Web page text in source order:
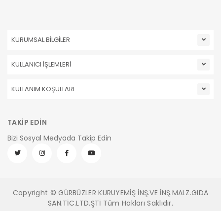
KURUMSAL BİLGİLER
KULLANICI İŞLEMLERİ
KULLANIM KOŞULLARI
TAKİP EDİN
Bizi Sosyal Medyada Takip Edin
Copyright © GÜRBÜZLER KURUYEMİŞ İNŞ.VE İNŞ.MALZ.GIDA
SAN.TİC.LTD.ŞTİ Tüm Hakları Saklıdır.